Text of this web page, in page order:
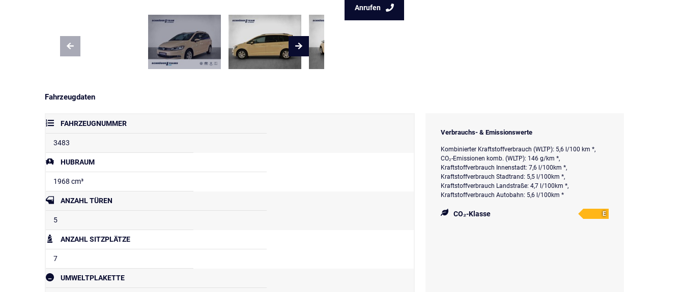
Anrufen
Fahrzeugdaten
FAHRZEUGNUMMER
3483
HUBRAUM
1968 cm³
ANZAHL TÜREN
5
ANZAHL SITZPLÄTZE
7
UMWELTPLAKETTE
Verbrauchs- & Emissionswerte
Kombinierter Kraftstoffverbrauch (WLTP): 5,6 l/100 km *,
CO₂-Emissionen komb. (WLTP): 146 g/km *,
Kraftstoffverbrauch Innenstadt: 7,6 l/100km *,
Kraftstoffverbrauch Stadtrand: 5,5 l/100km *,
Kraftstoffverbrauch Landstraße: 4,7 l/100km *,
Kraftstoffverbrauch Autobahn: 5,6 l/100km *
CO₂-Klasse E